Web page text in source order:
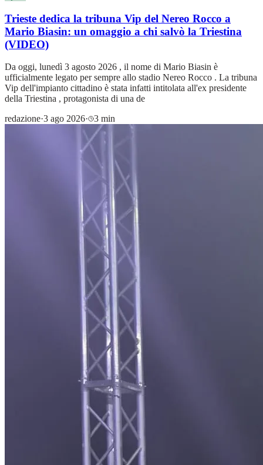
Trieste dedica la tribuna Vip del Nereo Rocco a
Mario Biasin: un omaggio a chi salvò la Triestina
(VIDEO)
Da oggi, lunedì 3 agosto 2026 , il nome di Mario Biasin è
ufficialmente legato per sempre allo stadio Nereo Rocco . La tribuna
Vip dell'impianto cittadino è stata infatti intitolata all'ex presidente
della Triestina , protagonista di una de
redazione·3 ago 2026· 3 min